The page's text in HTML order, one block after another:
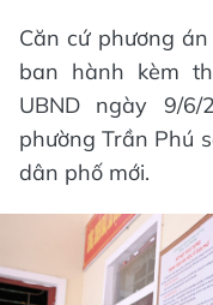
Căn cứ phương
ban hành kèm
UBND ngày 9/
phường Trần Phú
dân phố mới.